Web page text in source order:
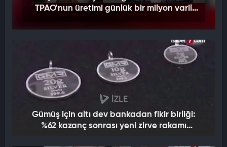
TPAO'nun üretimi günlük bir milyon varil
İZLE
Gümüş için altı dev bankadan fikir birliği:
%62 kazanç sonrası yeni zirve rakamı